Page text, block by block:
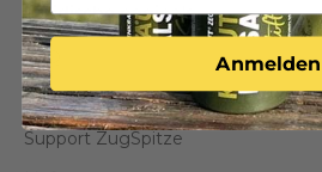
Juridische pagina's
FAQ
Support Klassik
Support ZugSpitze
Anmelden